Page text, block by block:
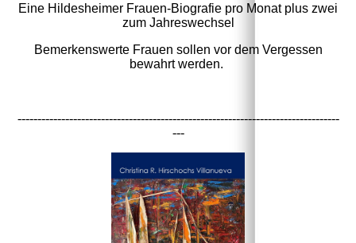
Eine Hildesheimer Frauen-Biografie pro Monat plus zwei
zum Jahreswechsel
Bemerkenswerte Frauen sollen vor dem Vergessen
bewahrt werden.
---------------------------------------------------------------------------------
---